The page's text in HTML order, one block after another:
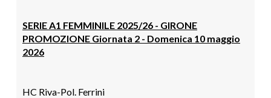
SERIE A1 FEMMINILE 2025/26 - GIRONE
PROMOZIONE Giornata 2 - Domenica 10 maggio
2026
HC Riva-Pol. Ferrini